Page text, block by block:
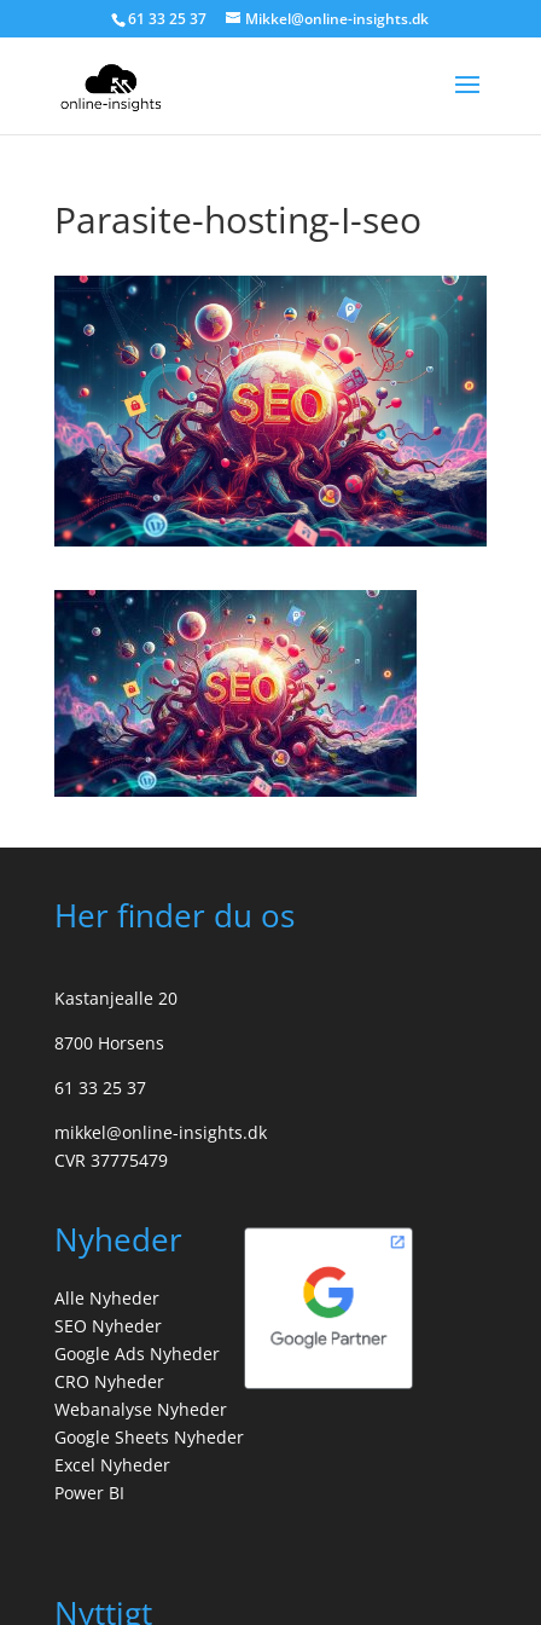
61 33 25 37 Mikkel@online-insights.dk
Parasite-hosting-I-seo
Her finder du os
Kastanjealle 20
8700 Horsens
61 33 25 37
mikkel@online-insights.dk
CVR 37775479
Nyheder
Alle Nyheder
SEO Nyheder
Google Ads Nyheder
CRO Nyheder
Webanalyse Nyheder
Google Sheets Nyheder
Excel Nyheder
Power BI
Nyttigt